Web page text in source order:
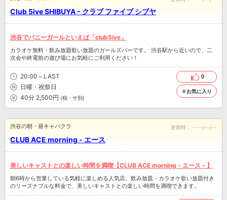
Club 5ive SHIBUYA - クラブ ファイブ シブヤ
渋谷でバニーガールといえば「club5ive」
カラオケ無料・飲み放題歌い放題のガールズバーです。 渋谷駅から近いので、二
次会や終電前の遊び場にお気軽にご利用ください！
20:00～LAST
日曜・祝祭日
40分 2,500円 (税・サ別)
0
☆お気に入り
CLUB ACE morning - エース
渋谷の朝・昼キャバクラ 更新時： ----/--/--
美しいキャストとの楽しい時間を満喫【CLUB ACE morning - エース - 】
朝6時から営業している気軽に楽しめる人気店。飲み放題・カラオケ歌い放題付き
のリーズナブルな料金で、美しいキャストとの楽しい時間を満喫できます。